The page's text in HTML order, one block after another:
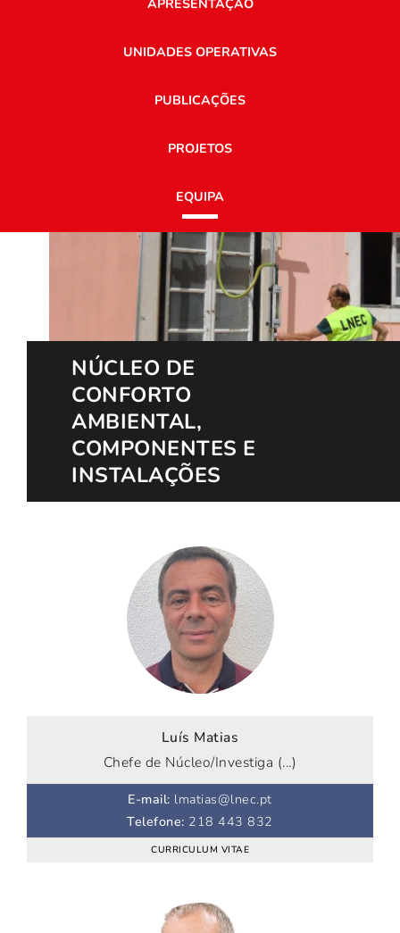
APRESENTAÇÃO
UNIDADES OPERATIVAS
PUBLICAÇÕES
PROJETOS
EQUIPA
NÚCLEO DE
CONFORTO
AMBIENTAL,
COMPONENTES E
INSTALAÇÕES
Luís Matias
Chefe de Núcleo/Investiga (...)
E-mail: lmatias@lnec.pt
Telefone: 218 443 832
CURRICULUM VITAE